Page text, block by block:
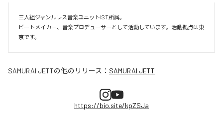
三人組ジャンルレス音楽ユニットIST所属。
ビートメイカー、音楽プロデューサーとして活動しています。活動拠点は東
京です。
SAMURAI JETTの他のリリース： SAMURAI JETT
https://bio.site/kpZSJa